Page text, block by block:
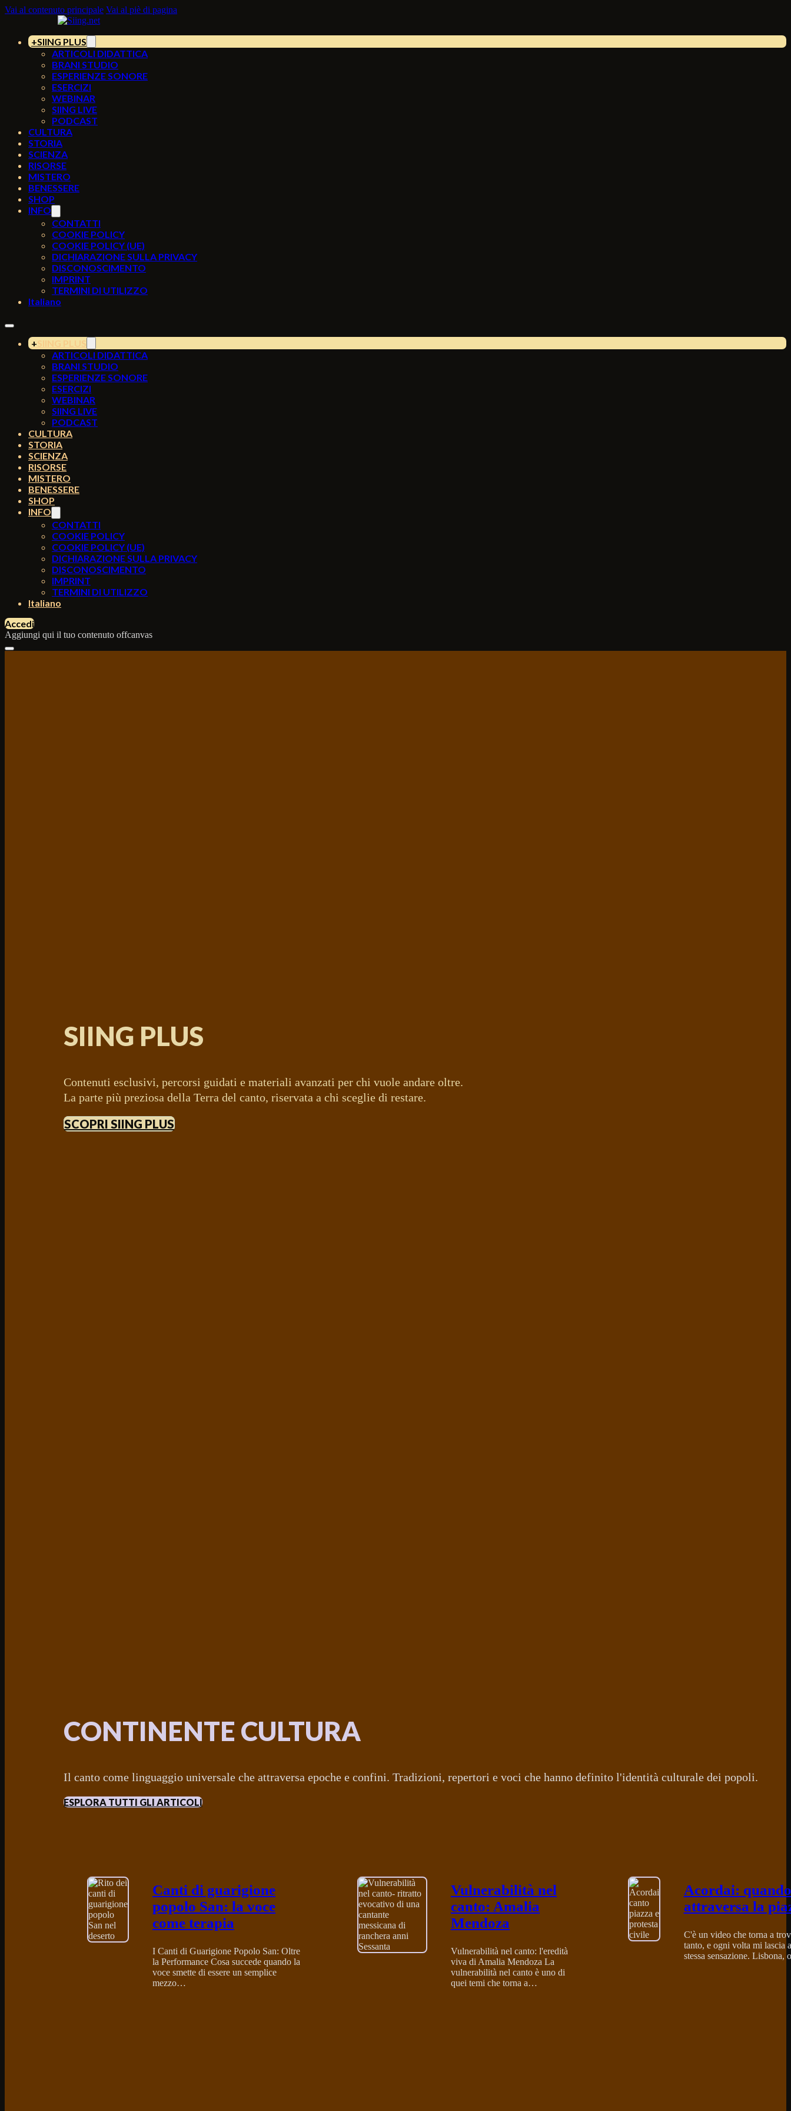
Vai al contenuto principale Vai al piè di pagina
SIING PLUS
ARTICOLI DIDATTICA
BRANI STUDIO
ESPERIENZE SONORE
ESERCIZI
WEBINAR
SIING LIVE
PODCAST
CULTURA
STORIA
SCIENZA
RISORSE
MISTERO
BENESSERE
SHOP
INFO
CONTATTI
COOKIE POLICY
COOKIE POLICY (UE)
DICHIARAZIONE SULLA PRIVACY
DISCONOSCIMENTO
IMPRINT
TERMINI DI UTILIZZO
Italiano
SIING PLUS
ARTICOLI DIDATTICA
BRANI STUDIO
ESPERIENZE SONORE
ESERCIZI
WEBINAR
SIING LIVE
PODCAST
CULTURA
STORIA
SCIENZA
RISORSE
MISTERO
BENESSERE
SHOP
INFO
CONTATTI
COOKIE POLICY
COOKIE POLICY (UE)
DICHIARAZIONE SULLA PRIVACY
DISCONOSCIMENTO
IMPRINT
TERMINI DI UTILIZZO
Italiano
Accedi
Aggiungi qui il tuo contenuto offcanvas
SIING PLUS
Contenuti esclusivi, percorsi guidati e materiali avanzati per chi vuole andare oltre.
La parte più preziosa della Terra del canto, riservata a chi sceglie di restare.
SCOPRI SIING PLUS
CONTINENTE CULTURA
Il canto come linguaggio universale che attraversa epoche e confini. Tradizioni, repertori e voci che hanno definito l'identità culturale dei popoli.
ESPLORA TUTTI GLI ARTICOLI
Canti di guarigione
popolo San: la voce
come terapia
I Canti di Guarigione Popolo San: Oltre
la Performance Cosa succede quando la
voce smette di essere un semplice
mezzo…
Vulnerabilità nel
canto: Amalia
Mendoza
Vulnerabilità nel canto: l'eredità
viva di Amalia Mendoza La
vulnerabilità nel canto è uno di
quei temi che torna a…
Acordai:
attraversa la
C'è un video che torna a
tanto, e ogni volta mi lascia
stessa sensazione.